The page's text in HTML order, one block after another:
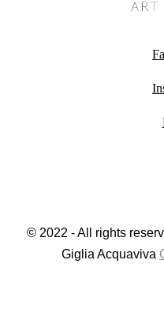
© 2022 - All rights
Giglia Acquaviva